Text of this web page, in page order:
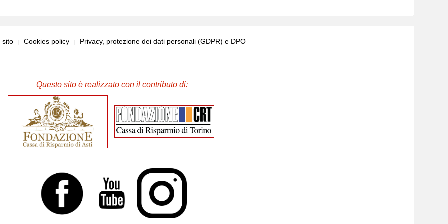
sito Cookies policy Privacy, protezione dei dati personali (GDPR) e DPO
Questo sito è realizzato con il contributo di: